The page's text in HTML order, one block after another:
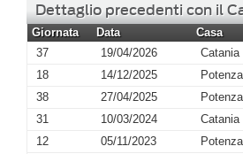
Dettaglio precedenti con il
Giornata Data Casa
37
19/04/2026 Catania
18
14/12/2025 Potenza
38
27/04/2025 Potenza
31
10/03/2024 Catania
12
05/11/2023 Potenza